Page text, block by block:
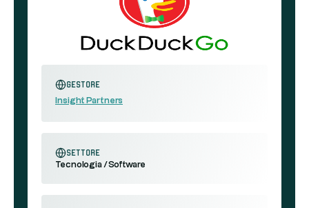
Gestore
Insight Partners
settore
Tecnologia / Software